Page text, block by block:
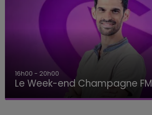
16h00 - 20h00
Le Week-end Champagne FM